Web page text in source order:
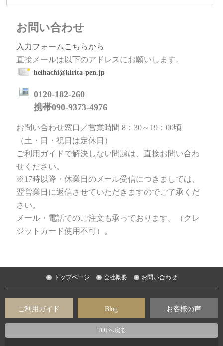
お問い合わせ
入力フォームこちらから
直接メールは以下のアドレスにお願いします。
heihachi@kirita-pen.jp
0120-182-260
携帯090-9373-4976
お問い合わせ窓口／営業時間 8：30～19：00頃
（土・日・祝日は定休日）
ご利用ガイドで解決しない問題は、直接お問い合わ
せください。
※17時以降・休業日のメール受信につきましては、
翌営業日に返信させていただきますのでご了承くだ
さい。
メール・電話でのご注文も承っております。（クレ
ジットカード使用不可）。
トップページ 会社概要 お問い合わせ
ご利用ガイド Blog お客様の声
TOPへ戻る